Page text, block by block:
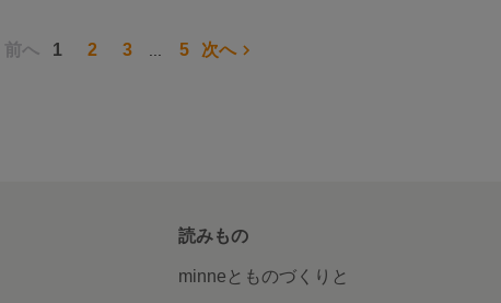
前へ 1 2 3 5 次へ
読みもの
minneとものづくりと